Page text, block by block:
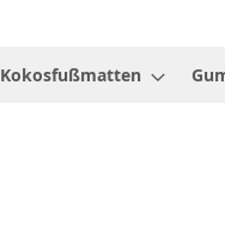
Kokosfußmatten